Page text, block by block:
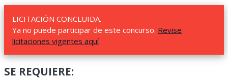
LICITACIÓN CONCLUIDA.
Ya no puede participar de este concurso. Revise
licitaciones vigentes aquí
SE REQUIERE: